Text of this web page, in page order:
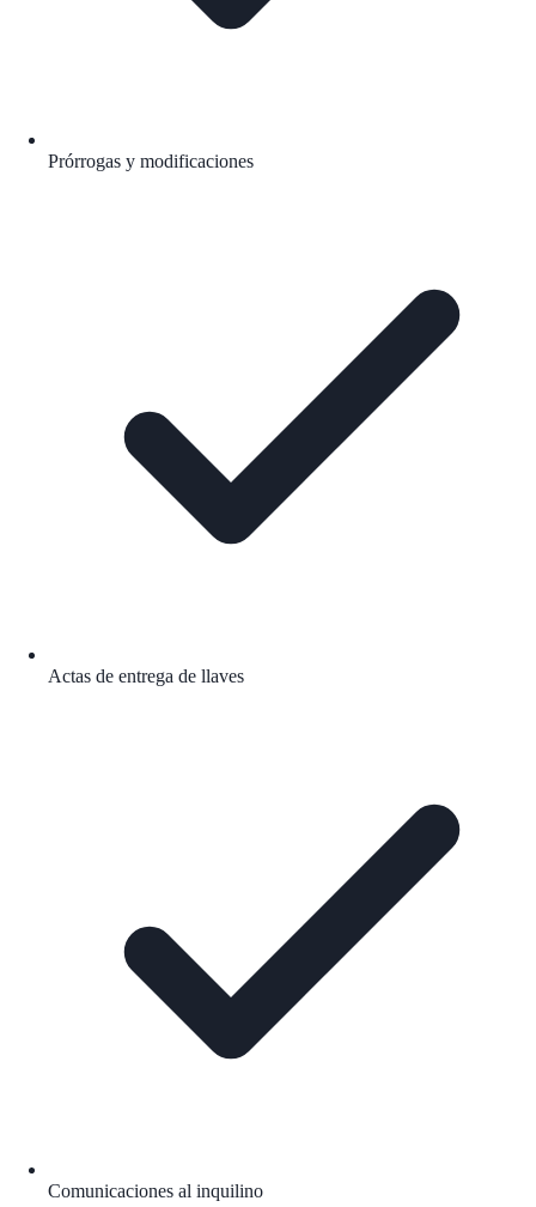
Prórrogas y modificaciones
Actas de entrega de llaves
Comunicaciones al inquilino